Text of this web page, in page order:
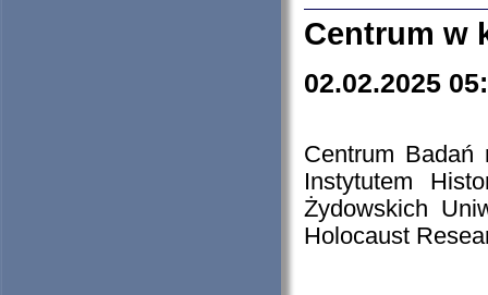
Centrum w
02.02.2025
Centrum Badań
Instytutem
Żydowskich
Holocaust